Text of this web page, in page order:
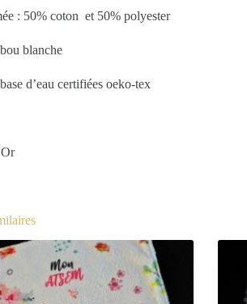
: 50% coton et 50% polyester
blanche
d’eau certifiées oeko-tex